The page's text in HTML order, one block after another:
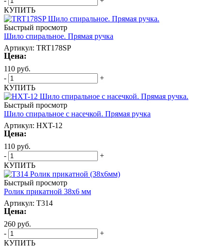
КУПИТЬ
Быстрый просмотр
Шило спиральное. Прямая ручка
Артикул: TRT178SP
Цена:
110 руб.
-
+
КУПИТЬ
Быстрый просмотр
Шило спиральное с насечкой. Прямая ручка
Артикул: HXT-12
Цена:
110 руб.
-
+
КУПИТЬ
Быстрый просмотр
Ролик прикатной 38х6 мм
Артикул: T314
Цена:
260 руб.
-
+
КУПИТЬ